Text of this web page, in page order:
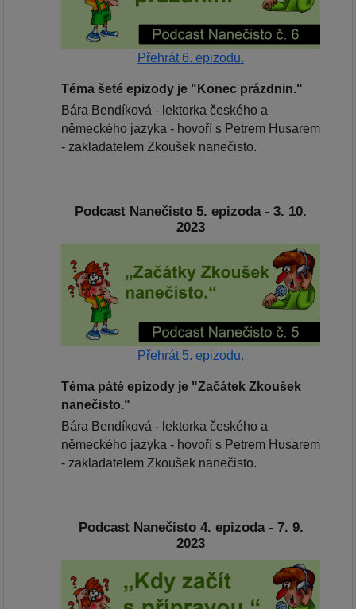
Přehrát 6. epizodu.
Téma šeté epizody je "Konec prázdnin."
Bára Bendíková - lektorka českého a
německého jazyka - hovoří s Petrem Husarem
- zakladatelem Zkoušek nanečisto.
Podcast Nanečisto 5. epizoda - 3. 10.
2023
Přehrát 5. epizodu.
Téma páté epizody je "Začátek Zkoušek
nanečisto."
Bára Bendíková - lektorka českého a
německého jazyka - hovoří s Petrem Husarem
- zakladatelem Zkoušek nanečisto.
Podcast Nanečisto 4. epizoda - 7. 9.
2023